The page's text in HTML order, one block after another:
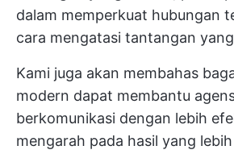
dalam memperkuat hubungan
cara mengatasi tantangan
Kami juga akan membahas
modern dapat membantu
berkomunikasi dengan lebih
mengarah pada hasil yang